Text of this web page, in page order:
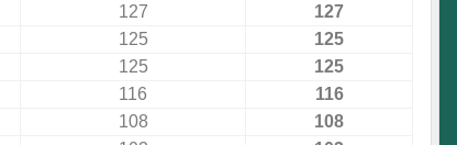
127
127
125
125
125
125
116
116
108
108